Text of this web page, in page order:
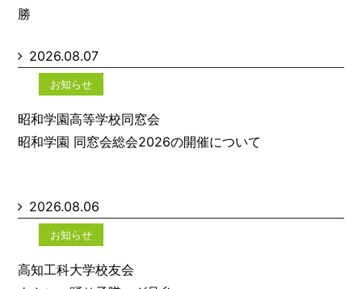
勝
2026.08.07
お知らせ
昭和学園高等学校同窓会
昭和学園 同窓会総会2026の開催について
2026.08.06
お知らせ
高知工科大学校友会